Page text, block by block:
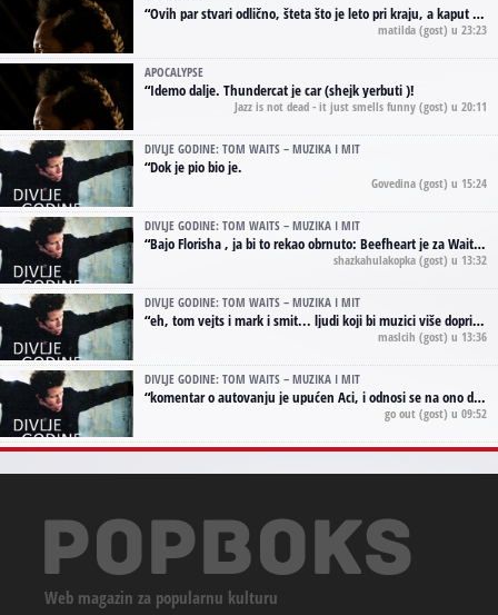
“Ovih par stvari odlično, šteta što je leto pri kraju, a kaput koji te vervoatno podseća na pirotski ćilim je iz tradicije Navaho indijanaca ;)
matilda (gost) u 23:23
APOCALYPSE
“Idemo dalje. Thundercat je car (shejk yerbuti )!
Jazz is not dead - it just smells funny (gost) u 20:11
DIVLJE GODINE: TOM WAITS – MUZIKA I MIT
“Dok je pio bio je.
Govedina (gost) u 15:24
DIVLJE GODINE: TOM WAITS – MUZIKA I MIT
“Bajo Florisha , ja bi to rekao obrnuto: Beefheart je za Waitsa, isto sto i Hendrix za Lenny Kravitza
shazkahulakopka (gost) u 13:32
DIVLJE GODINE: TOM WAITS – MUZIKA I MIT
“eh, tom vejts i mark i smit... ljudi koji bi muzici više doprineli da su radili kao vozači tramvaja u gsp-u.
maslcih (gost) u 13:36
DIVLJE GODINE: TOM WAITS – MUZIKA I MIT
“komentar o autovanju je upućen Aci, i odnosi se na ono drugo autovanje...'senzualnost Waitsa' ;)
go out (gost) u 09:52
Web magazin za popularnu kulturu